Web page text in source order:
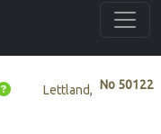
No 50122
Lettland,